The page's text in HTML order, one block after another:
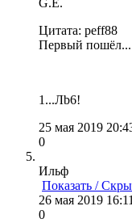
G.E.
Цитата: peff88
Первый
1...Лb6!
25 мая 2019
0
Ильф
Показать /
26 мая 2019 16:11
0